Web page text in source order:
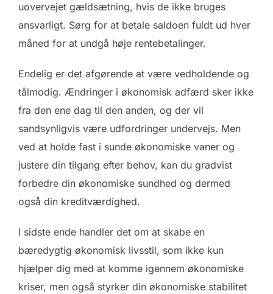
uovervejet gældsætning, hvis de ikke bruges
ansvarligt. Sørg for at betale saldoen fuldt ud hver
måned for at undgå høje rentebetalinger.
Endelig er det afgørende at være vedholdende og
tålmodig. Ændringer i økonomisk adfærd sker ikke
fra den ene dag til den anden, og der vil
sandsynligvis være udfordringer undervejs. Men
ved at holde fast i sunde økonomiske vaner og
justere din tilgang efter behov, kan du gradvist
forbedre din økonomiske sundhed og dermed
også din kreditværdighed.
I sidste ende handler det om at skabe en
bæredygtig økonomisk livsstil, som ikke kun
hjælper dig med at komme igennem økonomiske
kriser, men også styrker din økonomiske stabilitet